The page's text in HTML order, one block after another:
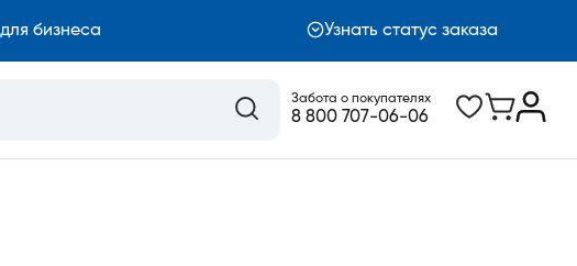
бизнеса Узнать статус заказа
Забота о покупателях
8 800 707-06-06